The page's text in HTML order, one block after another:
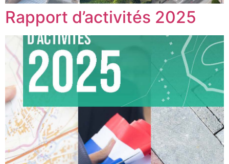
Rapport d’activités 2025